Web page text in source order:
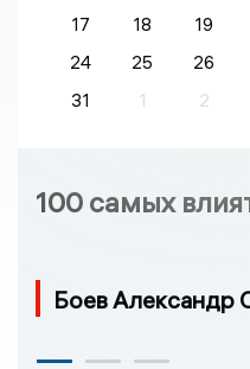
17
18 19
24
25 26
31
1 2
100 самых
Боев Александр